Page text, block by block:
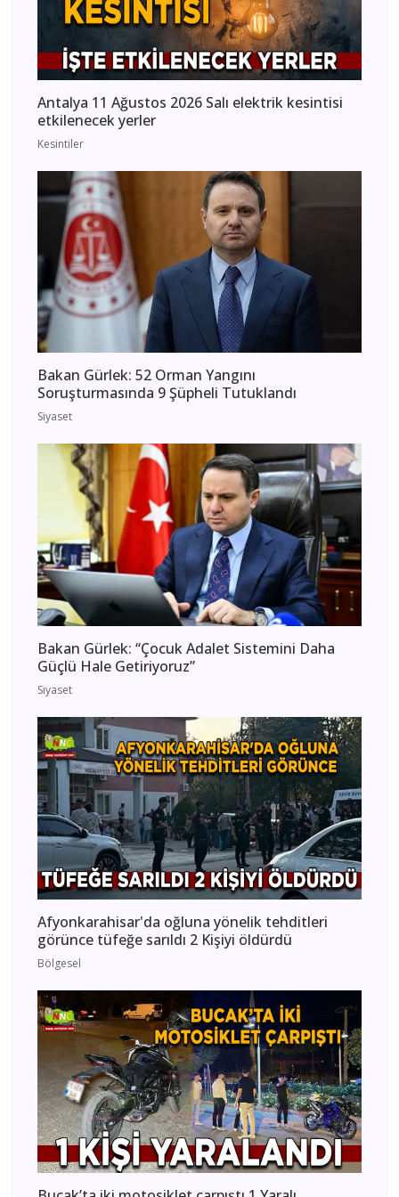
Antalya 11 Ağustos 2026 Salı elektrik kesintisi
etkilenecek yerler
Kesintiler
Bakan Gürlek: 52 Orman Yangını
Soruşturmasında 9 Şüpheli Tutuklandı
Siyaset
Bakan Gürlek: “Çocuk Adalet Sistemini Daha
Güçlü Hale Getiriyoruz”
Siyaset
Afyonkarahisar'da oğluna yönelik tehditleri
görünce tüfeğe sarıldı 2 Kişiyi öldürdü
Bölgesel